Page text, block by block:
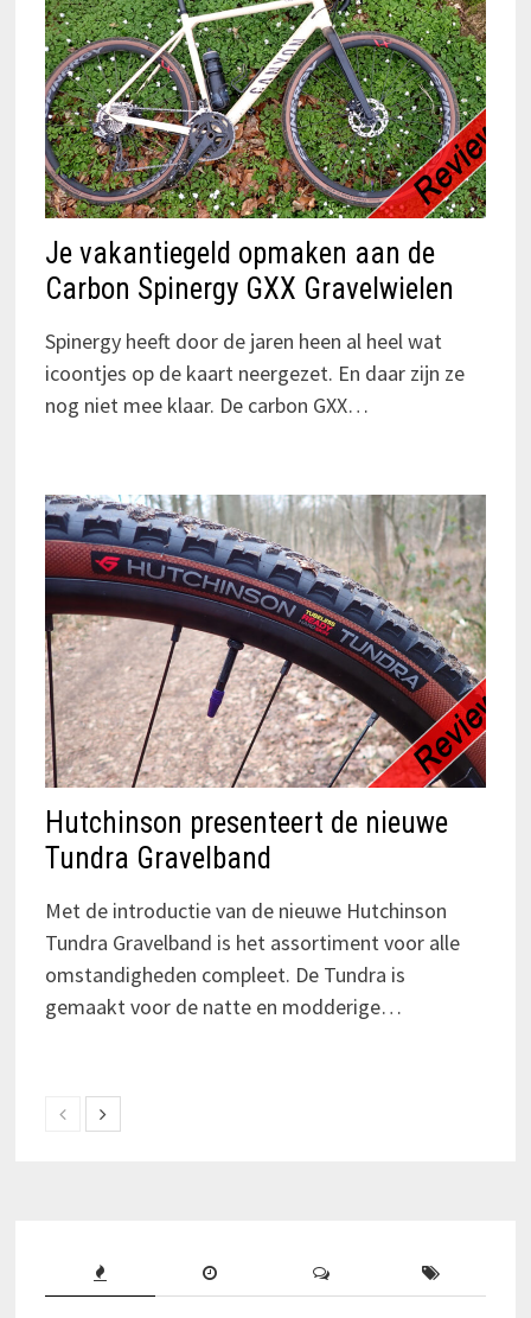
Je vakantiegeld opmaken aan de
Carbon Spinergy GXX Gravelwielen
Spinergy heeft door de jaren heen al heel wat
icoontjes op de kaart neergezet. En daar zijn ze
nog niet mee klaar. De carbon GXX…
Hutchinson presenteert de nieuwe
Tundra Gravelband
Met de introductie van de nieuwe Hutchinson
Tundra Gravelband is het assortiment voor alle
omstandigheden compleet. De Tundra is
gemaakt voor de natte en modderige…